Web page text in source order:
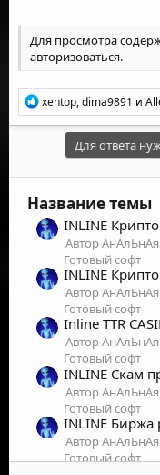
Для просмотра
авторизоваться.
Р
е
а
:
xentop,dima9891 и
Для ответа
Название темы
INLINE
Автор
Готовый софт
INLINE
Автор
Готовый софт
Inline TTR
Автор
Готовый софт
INLINE Cкам
Автор
Готовый софт
INLINE Биржа
Автор
Готовый софт